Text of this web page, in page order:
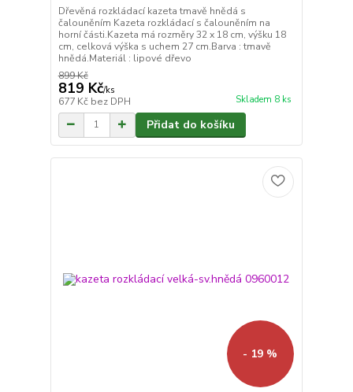
Dřevěná rozkládací kazeta tmavě hnědá s
čalouněním Kazeta rozkládací s čalouněním na
horní části.Kazeta má rozměry 32 x 18 cm, výšku 18
cm, celková výška s uchem 27 cm.Barva : tmavě
hnědá.Materiál : lipové dřevo
899 Kč
819 Kč/ks
677 Kč bez DPH Skladem 8 ks
Přidat do košíku
- 19 %